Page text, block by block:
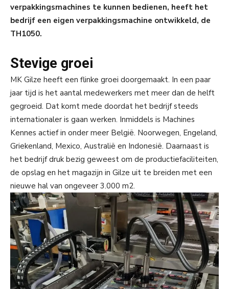
verpakkingsmachines te kunnen bedienen, heeft het
bedrijf een eigen verpakkingsmachine ontwikkeld, de
TH1050.
Stevige groei
MK Gilze heeft een flinke groei doorgemaakt. In een paar
jaar tijd is het aantal medewerkers met meer dan de helft
gegroeid. Dat komt mede doordat het bedrijf steeds
internationaler is gaan werken. Inmiddels is Machines
Kennes actief in onder meer België. Noorwegen, Engeland,
Griekenland, Mexico, Australië en Indonesië. Daarnaast is
het bedrijf druk bezig geweest om de productiefaciliteiten,
de opslag en het magazijn in Gilze uit te breiden met een
nieuwe hal van ongeveer 3.000 m2.